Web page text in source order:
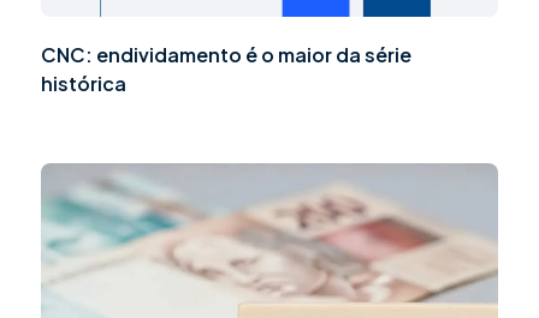
CNC: endividamento é o maior da série
histórica